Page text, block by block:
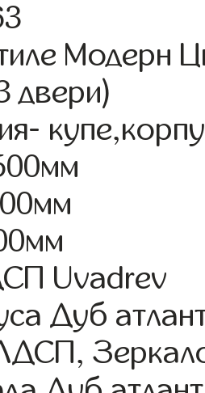
Модерн
двери)
Uvadrev
Дуб